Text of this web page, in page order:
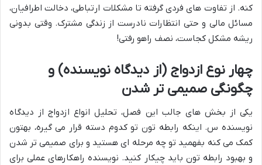
کنه. از تفاوت های فردی گرفته تا مشکلات ارتباطی، دخالت اطرافیان،
مسائل مالی و حتی انتظارات نادرست از زندگی مشترک. وقتی بدونی
ریشه مشکل کجاست، نصف راهو رفتی!
چهار نوع ازدواج (از دیدگاه نویسنده) و
چگونگی صمیمی تر شدن
یکی از بخش های جالب این فصل، تحلیل انواع ازدواج از دیدگاه
نویسنده س. اینکه رابطه تون تو کدوم دسته قرار می گیره، بهتون
کمک می کنه بفهمید تو چه مرحله ای هستید و برای صمیمی تر شدن
و بهبود رابطه تون باید چیکار کنید. نویسنده راهکارهای عملی برای